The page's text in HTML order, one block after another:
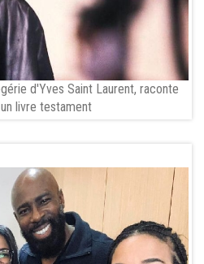
d'Yves Saint Laurent, raconte
livre testament